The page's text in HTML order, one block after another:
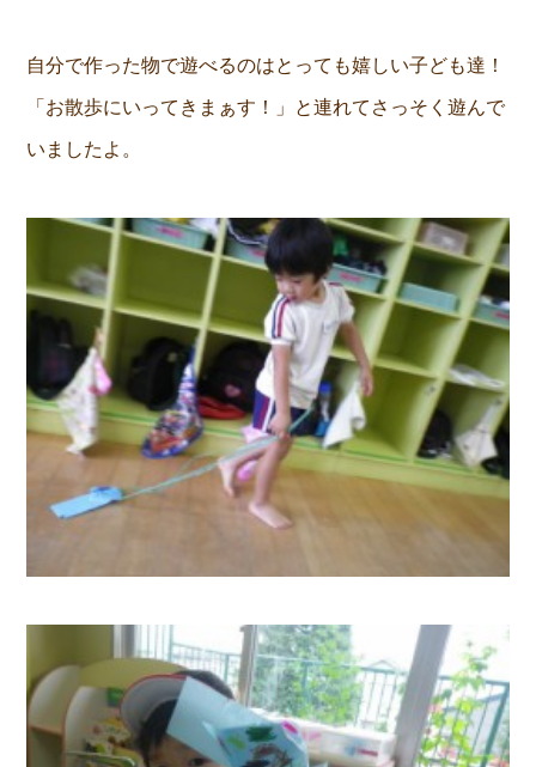
自分で作った物で遊べるのはとっても嬉しい子ども達！
「お散歩にいってきまぁす！」と連れてさっそく遊んで
いましたよ。